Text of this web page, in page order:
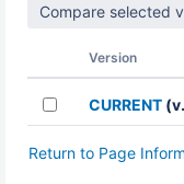
Version
CURRENT
Return to Page